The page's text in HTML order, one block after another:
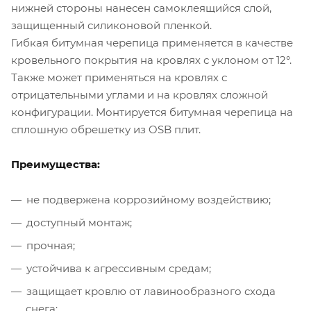
нижней стороны нанесен самоклеящийся слой,
защищенный силиконовой пленкой.
Гибкая битумная черепица применяется в качестве
кровельного покрытия на кровлях с уклоном от 12°.
Также может применяться на кровлях с
отрицательными углами и на кровлях сложной
конфигурации. Монтируется битумная черепица на
сплошную обрешетку из OSB плит.
Преимущества:
не подвержена коррозийному воздействию;
доступный монтаж;
прочная;
устойчива к агрессивным средам;
защищает кровлю от лавинообразного схода